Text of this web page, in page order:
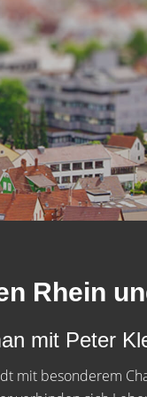
Rhein
mit Peter
mit besonderem